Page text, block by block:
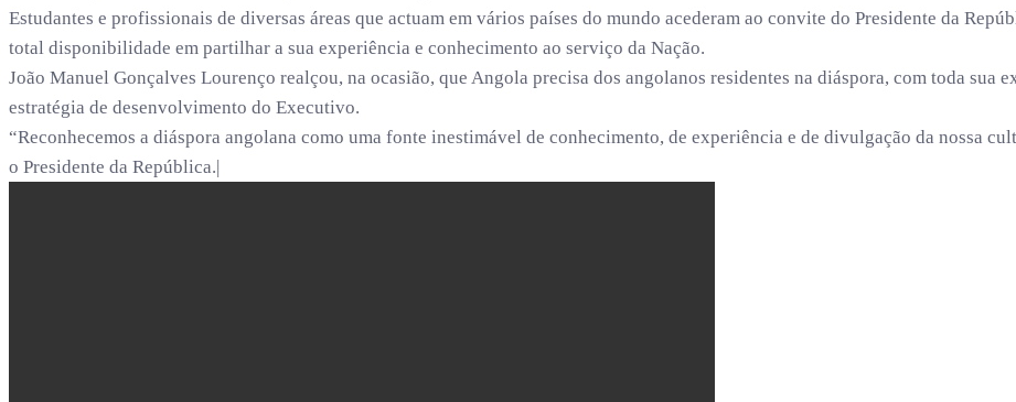
Estudantes e profissionais de diversas áreas que actuam em vários países do mundo acederam ao convite do Presidente da
total disponibilidade em partilhar a sua experiência e conhecimento ao serviço da Nação.
João Manuel Gonçalves Lourenço realçou, na ocasião, que Angola precisa dos angolanos residentes na diáspora, com toda sua
estratégia de desenvolvimento do Executivo.
“Reconhecemos a diáspora angolana como uma fonte inestimável de conhecimento, de experiência e de divulgação da nossa
o Presidente da República.|